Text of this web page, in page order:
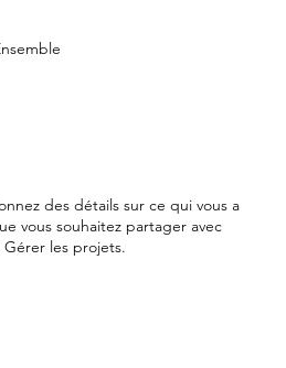
des détails sur ce qui vous a
vous souhaitez partager avec
les projets.